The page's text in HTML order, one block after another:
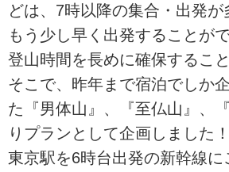
どは、7時以降の集合・出発が
もう少し早く出発することが
登山時間を長めに確保するこ
そこで、昨年まで宿泊でしか
た『男体山』、『至仏山』、
りプランとして企画しました！
東京駅を6時台出発の新幹線に